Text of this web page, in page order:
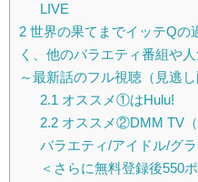
LIVE
2 世界の果てまでイッテQの
く、他のバラエティ番組や
～最新話のフル視聴（見逃
2.1オススメ①はHulu!
2.2オススメ②DMM TV（
バラエティ/アイドル/グ
＜さらに無料登録後550